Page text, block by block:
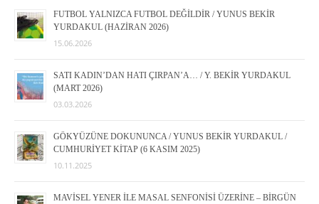
FUTBOL YALNIZCA FUTBOL DEĞİLDİR / YUNUS BEKİR
YURDAKUL (HAZİRAN 2026)
15.06.2026
SATI KADIN’DAN HATI ÇIRPAN’A… / Y. BEKİR YURDAKUL
(MART 2026)
03.03.2026
GÖKYÜZÜNE DOKUNUNCA / YUNUS BEKİR YURDAKUL /
CUMHURİYET KİTAP (6 KASIM 2025)
10.11.2025
MAVİSEL YENER İLE MASAL SENFONİSİ ÜZERİNE – BİRGÜN